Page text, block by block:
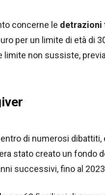
concerne le
per un limite di età di
limite non sussiste,
di numerosi dibattiti,
stato creato un fondo
successivi, fino al